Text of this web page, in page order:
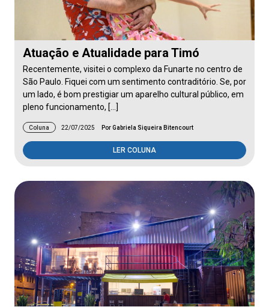
Atuação e Atualidade para Timó
Recentemente, visitei o complexo da Funarte no centro de
São Paulo. Fiquei com um sentimento contraditório. Se, por
um lado, é bom prestigiar um aparelho cultural público, em
pleno funcionamento, […]
Coluna 22/07/2025 Por Gabriela Siqueira Bitencourt
LER COLUNA